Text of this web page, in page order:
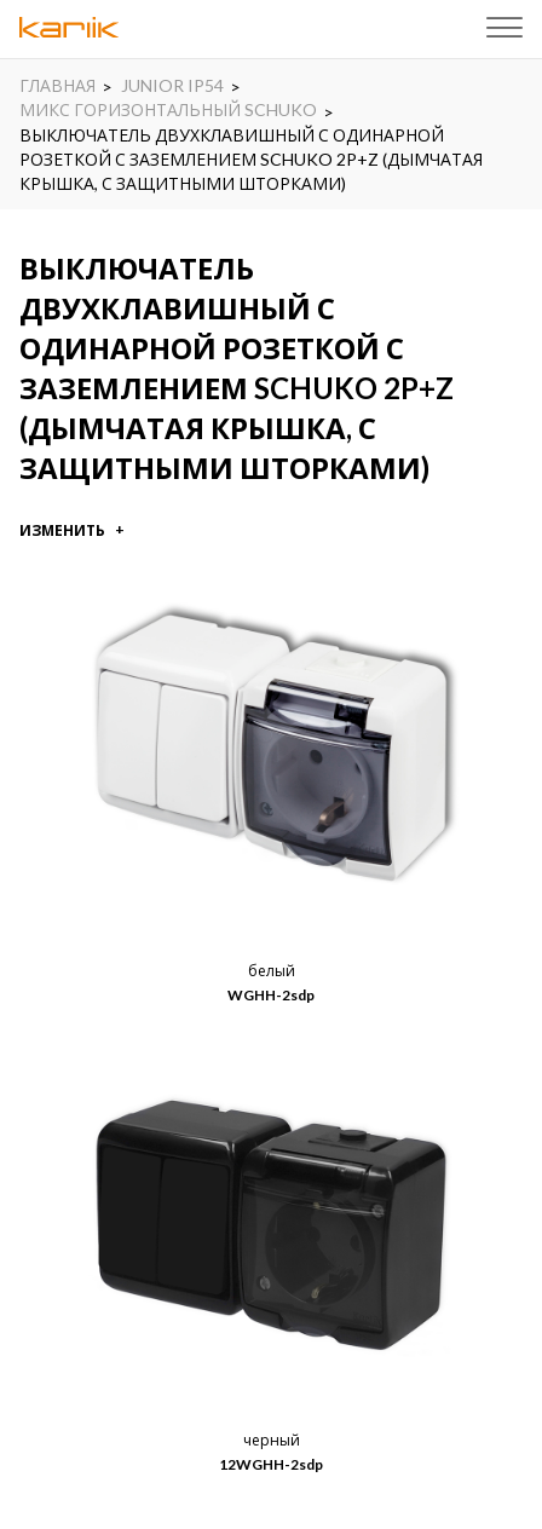
ГЛАВНАЯ
JUNIOR IP54
МИКС ГОРИЗОНТАЛЬНЫЙ SCHUKO
ВЫКЛЮЧАТЕЛЬ ДВУХКЛАВИШНЫЙ С ОДИНАРНОЙ
РОЗЕТКОЙ С ЗАЗЕМЛЕНИЕМ SCHUKO 2P+Z (ДЫМЧАТАЯ
КРЫШКА, С ЗАЩИТНЫМИ ШТОРКАМИ)
ВЫКЛЮЧАТЕЛЬ
ДВУХКЛАВИШНЫЙ С
ОДИНАРНОЙ РОЗЕТКОЙ С
ЗАЗЕМЛЕНИЕМ SCHUKO 2P+Z
(ДЫМЧАТАЯ КРЫШКА, С
ЗАЩИТНЫМИ ШТОРКАМИ)
ИЗМЕНИТЬ
белый
WGHH-2sdp
черный
12WGHH-2sdp